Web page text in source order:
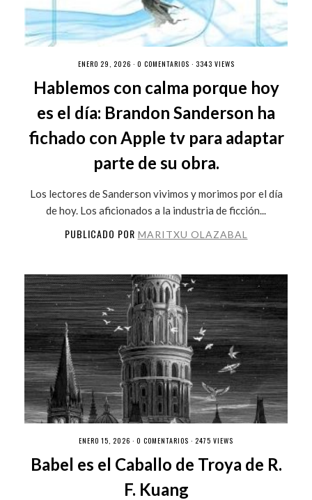
ENERO 29, 2026 · 0 COMENTARIOS · 3343 VIEWS
Hablemos con calma porque hoy
es el día: Brandon Sanderson ha
fichado con Apple tv para adaptar
parte de su obra.
Los lectores de Sanderson vivimos y morimos por el día
de hoy. Los aficionados a la industria de ficción...
PUBLICADO POR MARITXU OLAZABAL
ENERO 15, 2026 · 0 COMENTARIOS · 2475 VIEWS
Babel es el Caballo de Troya de R.
F. Kuang